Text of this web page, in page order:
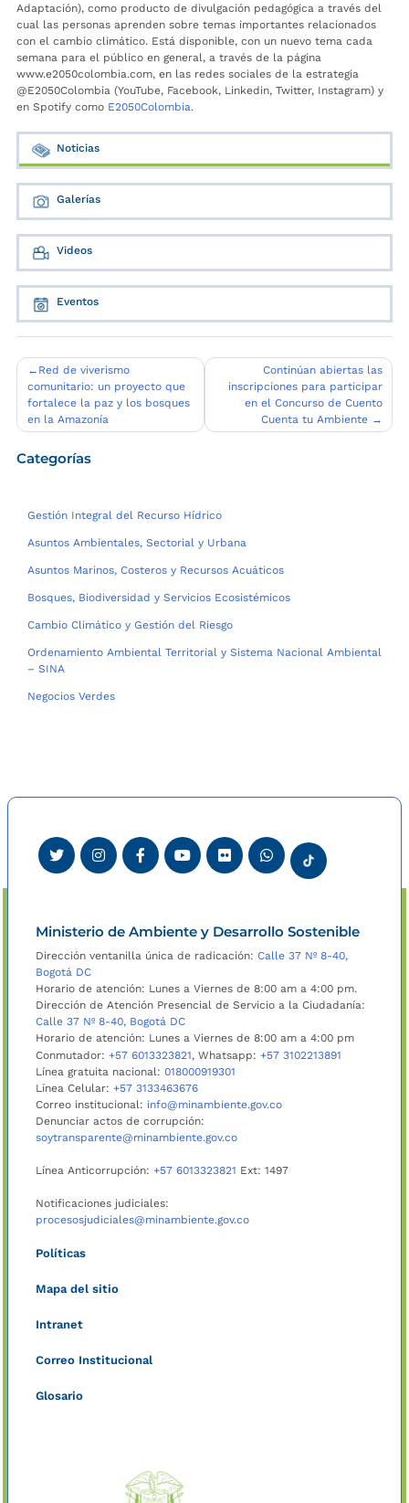
Adaptación), como producto de divulgación pedagógica a través del
cual las personas aprenden sobre temas importantes relacionados
con el cambio climático. Está disponible, con un nuevo tema cada
semana para el público en general, a través de la página
www.e2050colombia.com, en las redes sociales de la estrategia
@E2050Colombia (YouTube, Facebook, Linkedin, Twitter, Instagram) y
en Spotify como E2050Colombia.
Noticias
Galerías
Videos
Eventos
Navegación
de
entradas
Red de viverismo
comunitario: un proyecto que
fortalece la paz y los bosques
en la Amazonía
Continúan abiertas las
inscripciones para participar
en el Concurso de Cuento
Cuenta tu Ambiente
Categorías
Gestión Integral del Recurso Hídrico
Asuntos Ambientales, Sectorial y Urbana
Asuntos Marinos, Costeros y Recursos Acuáticos
Bosques, Biodiversidad y Servicios Ecosistémicos
Cambio Climático y Gestión del Riesgo
Ordenamiento Ambiental Territorial y Sistema Nacional Ambiental
– SINA
Negocios Verdes
Ministerio de Ambiente y Desarrollo Sostenible
Dirección ventanilla única de radicación: Calle 37 Nº 8-40,
Bogotá DC
Horario de atención: Lunes a Viernes de 8:00 am a 4:00 pm.
Dirección de Atención Presencial de Servicio a la Ciudadanía:
Calle 37 Nº 8-40, Bogotá DC
Horario de atención: Lunes a Viernes de 8:00 am a 4:00 pm
Conmutador: +57 6013323821, Whatsapp: +57 3102213891
Línea gratuita nacional: 018000919301
Línea Celular: +57 3133463676
Correo institucional: info@minambiente.gov.co
Denunciar actos de corrupción:
soytransparente@minambiente.gov.co
Línea Anticorrupción: +57 6013323821 Ext: 1497
Notificaciones judiciales:
procesosjudiciales@minambiente.gov.co
Políticas
Mapa del sitio
Intranet
Correo Institucional
Glosario